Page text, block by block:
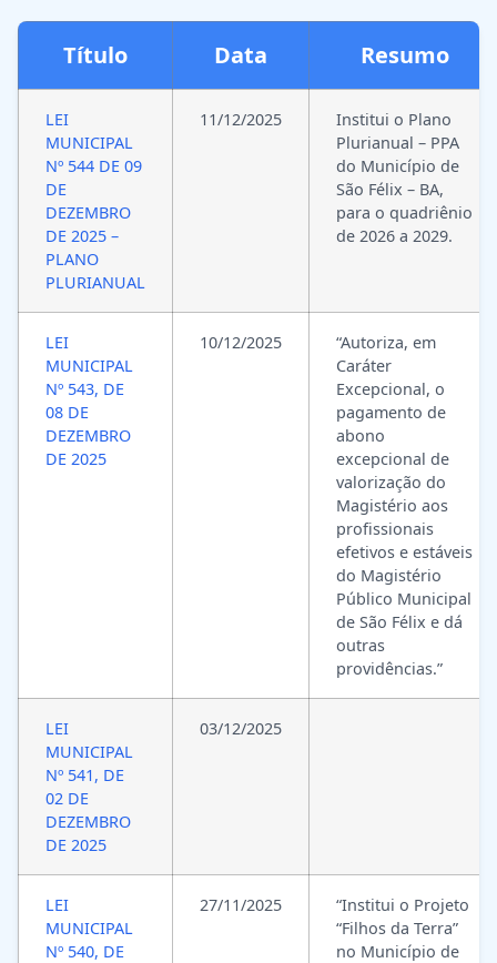
Título Data Resumo
LEI
MUNICIPAL
Nº 544 DE 09
DE
DEZEMBRO
DE 2025 –
PLANO
PLURIANUAL
11/12/2025
Institui o Plano
Plurianual – PPA
do Município de
São Félix – BA,
para o quadriênio
de 2026 a 2029.
LEI
MUNICIPAL
Nº 543, DE
08 DE
DEZEMBRO
DE 2025
10/12/2025
“Autoriza, em
Caráter
Excepcional, o
pagamento de
abono
excepcional de
valorização do
Magistério aos
profissionais
efetivos e estáveis
do Magistério
Público Municipal
de São Félix e dá
outras
providências.”
LEI
MUNICIPAL
Nº 541, DE
02 DE
DEZEMBRO
DE 2025
03/12/2025
LEI
MUNICIPAL
Nº 540, DE
27/11/2025
“Institui o Projeto
“Filhos da Terra”
no Município de